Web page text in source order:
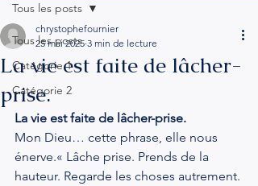
Tous les posts
Catégorie 1
Catégorie 2
Tous les posts
La vie est faite de lâcher-
prise.
chrystophefournier
25 mai 2025 3 min de lecture
La vie est faite de lâcher-prise.
Mon Dieu… cette phrase, elle nous
énerve.« Lâche prise. Prends de la
hauteur. Regarde les choses autrement.